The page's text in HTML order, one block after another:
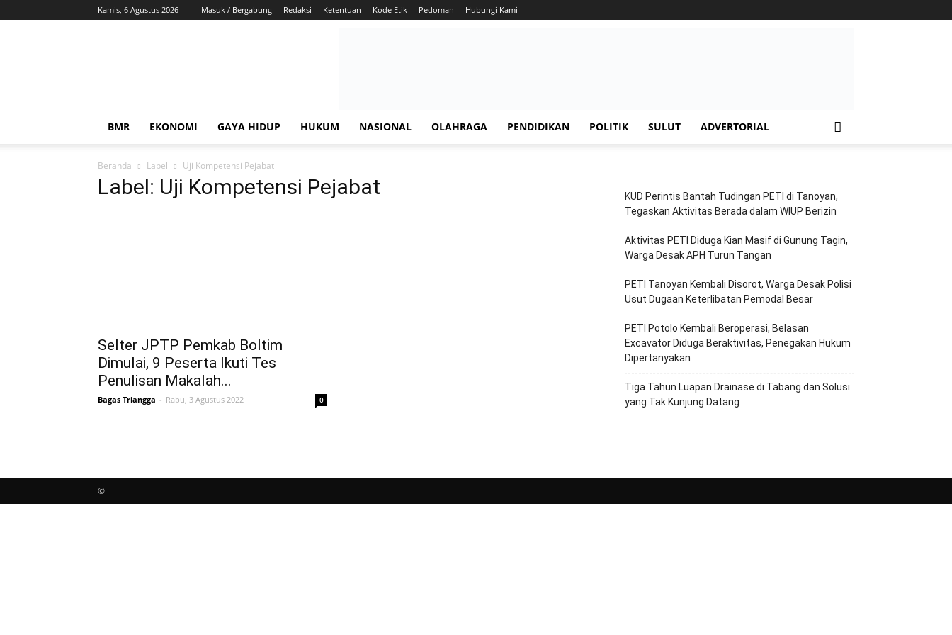
Kamis, 6 Agustus 2026 Masuk / Bergabung Redaksi Ketentuan Kode Etik Pedoman Hubungi Kami
BMR EKONOMI GAYA HIDUP HUKUM NASIONAL OLAHRAGA PENDIDIKAN POLITIK SULUT ADVERTORIAL
Beranda Label Uji Kompetensi Pejabat
Label: Uji Kompetensi Pejabat
Selter JPTP Pemkab Boltim
Dimulai, 9 Peserta Ikuti Tes
Penulisan Makalah...
Bagas Triangga - Rabu, 3 Agustus 2022 0
KUD Perintis Bantah Tudingan PETI di Tanoyan,
Tegaskan Aktivitas Berada dalam WIUP Berizin
Aktivitas PETI Diduga Kian Masif di Gunung Tagin,
Warga Desak APH Turun Tangan
PETI Tanoyan Kembali Disorot, Warga Desak Polisi
Usut Dugaan Keterlibatan Pemodal Besar
PETI Potolo Kembali Beroperasi, Belasan
Excavator Diduga Beraktivitas, Penegakan Hukum
Dipertanyakan
Tiga Tahun Luapan Drainase di Tabang dan Solusi
yang Tak Kunjung Datang
©